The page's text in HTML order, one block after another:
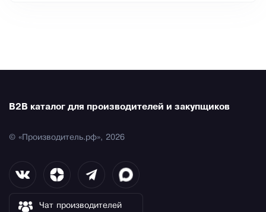
B2B каталог для производителей и закупщиков
© «Производитель.рф», 2026
Чат производителей